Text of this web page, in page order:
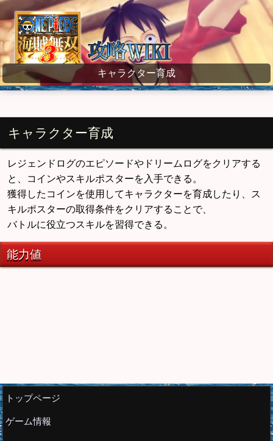
ワンピース海賊無双3 wiki
キャラクター育成
キャラクター育成
レジェンドログのエピソードやドリームログをクリアする
と、コインやスキルポスターを入手できる。
獲得したコインを使用してキャラクターを育成したり、ス
キルポスターの取得条件をクリアすることで、
バトルに役立つスキルを習得できる。
能力値
トップページ
ゲーム情報